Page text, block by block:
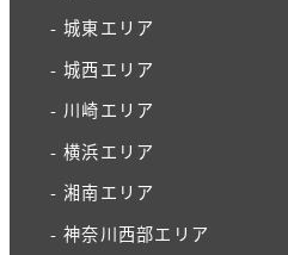
城東エリア
城西エリア
川崎エリア
横浜エリア
湘南エリア
神奈川西部エリア